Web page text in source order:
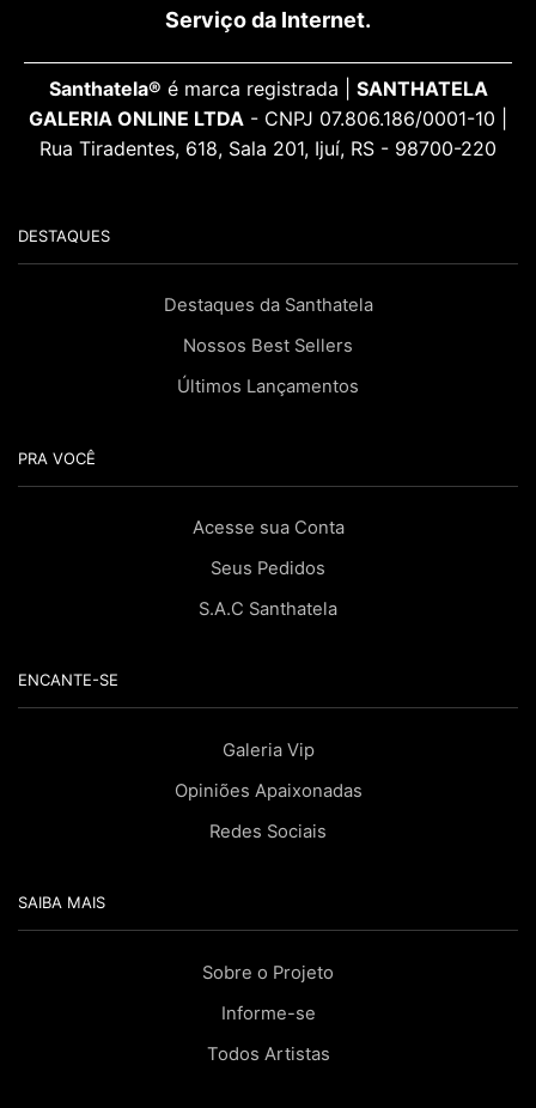
Serviço da Internet.
Santhatela® é marca registrada | SANTHATELA
GALERIA ONLINE LTDA - CNPJ 07.806.186/0001-10 |
Rua Tiradentes, 618, Sala 201, Ijuí, RS - 98700-220
DESTAQUES
Destaques da Santhatela
Nossos Best Sellers
Últimos Lançamentos
PRA VOCÊ
Acesse sua Conta
Seus Pedidos
S.A.C Santhatela
ENCANTE-SE
Galeria Vip
Opiniões Apaixonadas
Redes Sociais
SAIBA MAIS
Sobre o Projeto
Informe-se
Todos Artistas